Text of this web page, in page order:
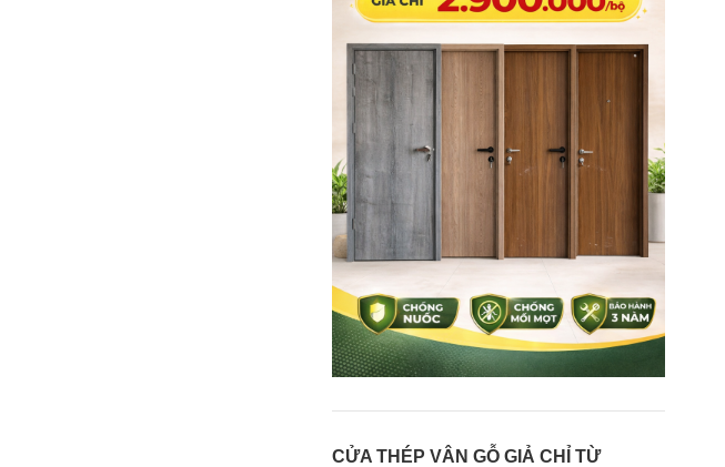
CỬA THÉP VÂN GỖ GIẢ CHỈ TỪ